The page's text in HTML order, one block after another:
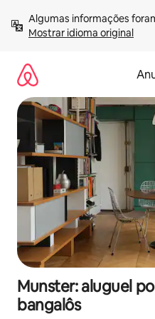
para
Mostrar idioma original
Munster: aluguel
bangalôs